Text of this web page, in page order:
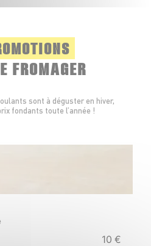
FROMAGER
sont à déguster en hiver,
fondants toute l’année !
10 €